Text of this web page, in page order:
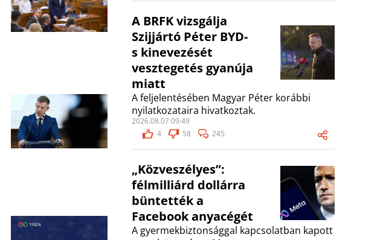
A BRFK vizsgálja
Szijjártó Péter BYD-
s kinevezését
vesztegetés gyanúja
miatt
A feljelentésében Magyar Péter korábbi
nyilatkozataira hivatkoztak.
2026.08.07 09:49
4
58 245
„Közveszélyes”:
félmilliárd dollárra
büntették a
Facebook anyacégét
A gyermekbiztonsággal kapcsolatban kapott